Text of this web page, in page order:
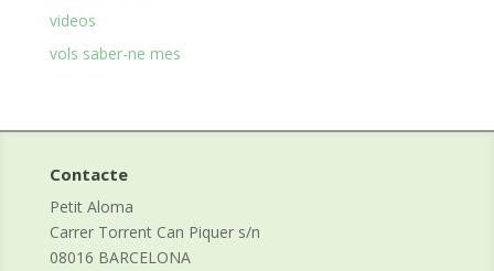
videos
vols saber-ne mes
Contacte
Petit Aloma
Carrer Torrent Can Piquer s/n
08016 BARCELONA